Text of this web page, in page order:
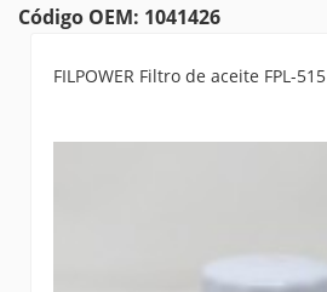
Código OEM: 1041426
FILPOWER Filtro de aceite FPL-515